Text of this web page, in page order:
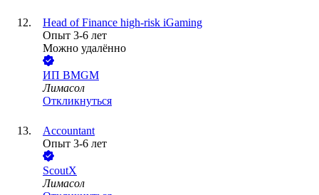
Head of Finance high-risk iGaming
Опыт 3-6 лет
Можно удалённо
ИП BMGM
Лимасол
Откликнуться
Accountant
Опыт 3-6 лет
ScoutX
Лимасол